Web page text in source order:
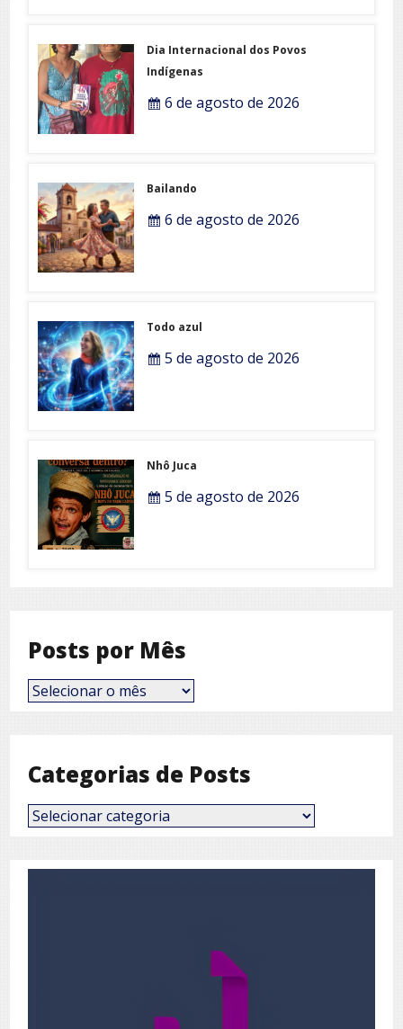
Dia Internacional dos Povos
Indígenas
6 de agosto de 2026
Bailando
6 de agosto de 2026
Todo azul
5 de agosto de 2026
Nhô Juca
5 de agosto de 2026
Posts por Mês
Posts
por
Categorias de Posts
Categorias
de